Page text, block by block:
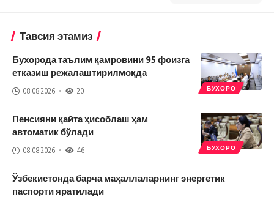
Тавсия этамиз
БУХОРО
Бухорода таълим қамровини 95 фоизга
етказиш режалаштирилмоқда
08.08.2026 20
БУХОРО
Пенсияни қайта ҳисоблаш ҳам
автоматик бўлади
08.08.2026 46
Ўзбекистонда барча маҳаллаларнинг энергетик
паспорти яратилади